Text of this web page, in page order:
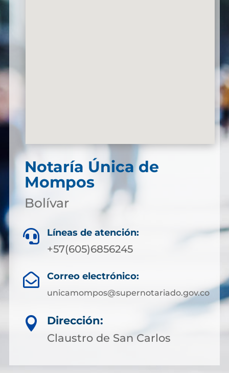
Notaría Única de
Mompos
Bolívar
 Líneas de atención:
+57(605)6856245
 Correo electrónico:
unicamompos@supernotariado.gov.co

Dirección:
Claustro de San Carlos